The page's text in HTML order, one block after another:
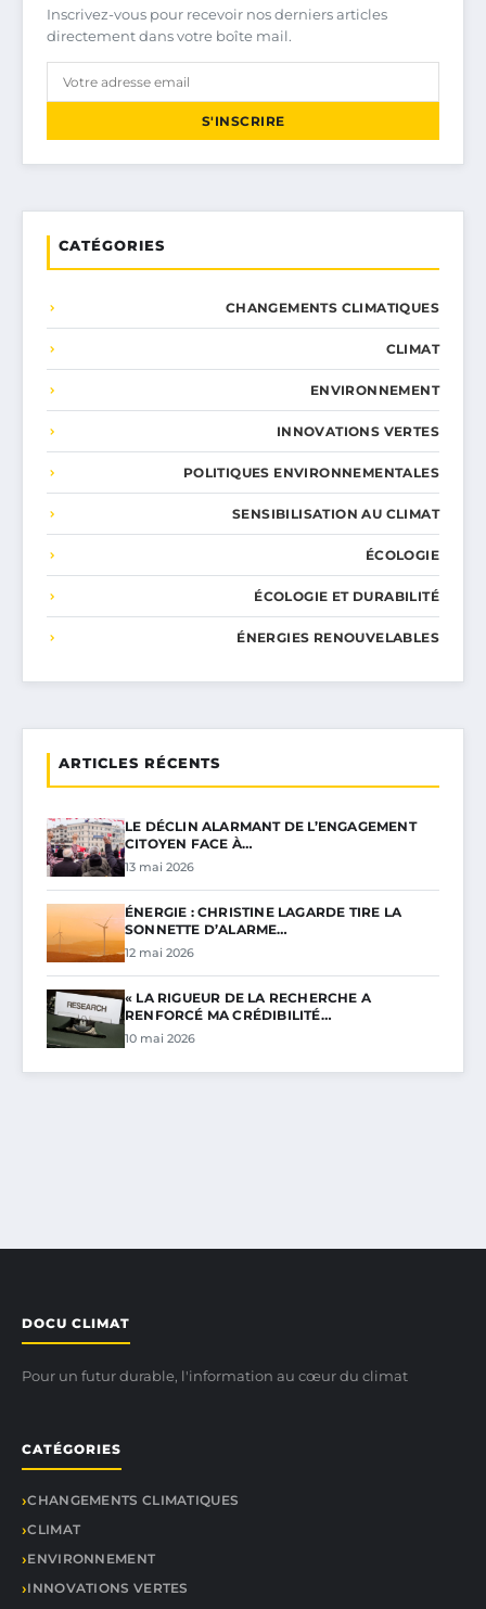
Inscrivez-vous pour recevoir nos derniers articles
directement dans votre boîte mail.
S'INSCRIRE
CATÉGORIES
CHANGEMENTS CLIMATIQUES
CLIMAT
ENVIRONNEMENT
INNOVATIONS VERTES
POLITIQUES ENVIRONNEMENTALES
SENSIBILISATION AU CLIMAT
ÉCOLOGIE
ÉCOLOGIE ET DURABILITÉ
ÉNERGIES RENOUVELABLES
ARTICLES RÉCENTS
LE DÉCLIN ALARMANT DE L’ENGAGEMENT
CITOYEN FACE À…
13 mai 2026
ÉNERGIE : CHRISTINE LAGARDE TIRE LA
SONNETTE D’ALARME…
12 mai 2026
« LA RIGUEUR DE LA RECHERCHE A
RENFORCÉ MA CRÉDIBILITÉ…
10 mai 2026
DOCU CLIMAT
Pour un futur durable, l'information au cœur du climat
CATÉGORIES
CHANGEMENTS CLIMATIQUES
CLIMAT
ENVIRONNEMENT
INNOVATIONS VERTES